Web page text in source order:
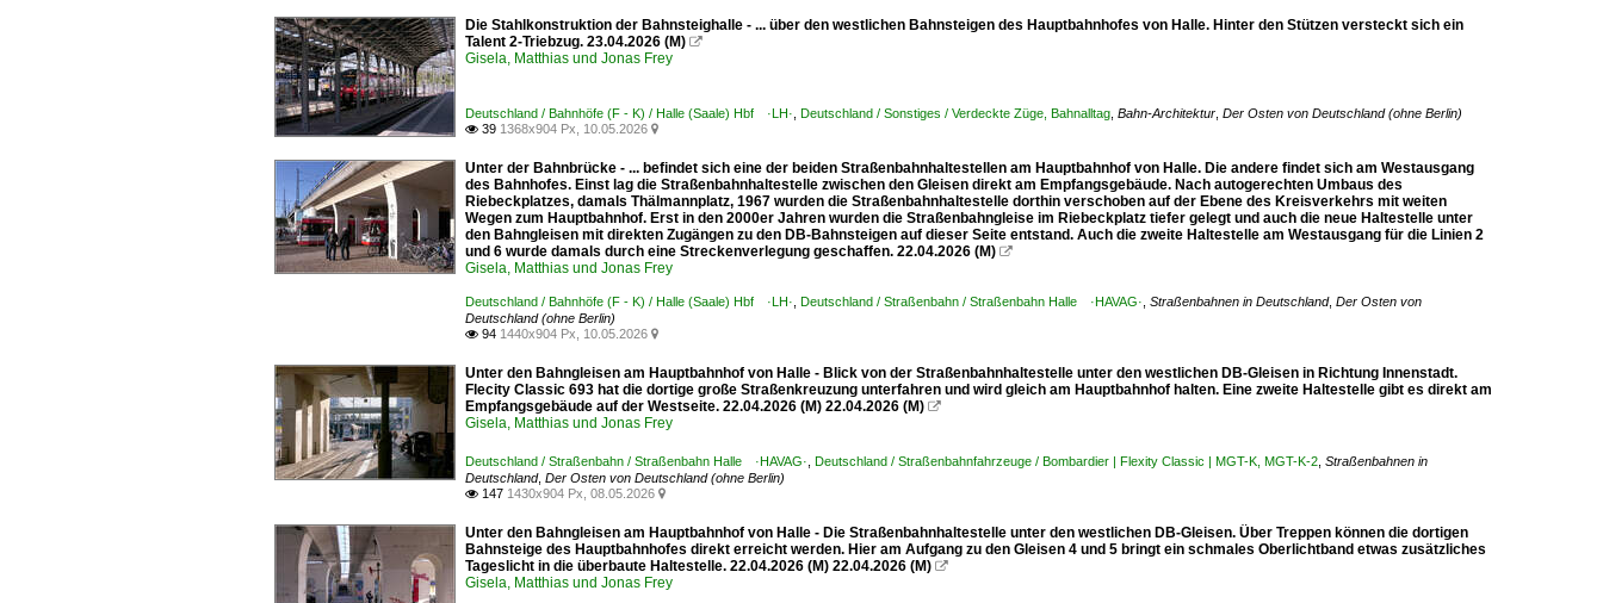
Die Stahlkonstruktion der Bahnsteighalle - ... über den westlichen Bahnsteigen des Hauptbahnhofes von Halle. Hinter den Stützen versteckt sich ein
Talent 2-Triebzug. 23.04.2026 (M) 
Gisela, Matthias und Jonas Frey
Deutschland / Bahnhöfe (F - K) / Halle (Saale) Hbf ·LH· Deutschland / Sonstiges / Verdeckte Züge, Bahnalltag Bahn-Architektur Der Osten von Deutschland (ohne Berlin)
 39 1368x904 Px, 10.05.2026 
Unter der Bahnbrücke - ... befindet sich eine der beiden Straßenbahnhaltestellen am Hauptbahnhof von Halle. Die andere findet sich am Westausgang
des Bahnhofes. Einst lag die Straßenbahnhaltestelle zwischen den Gleisen direkt am Empfangsgebäude. Nach autogerechten Umbaus des
Riebeckplatzes, damals Thälmannplatz, 1967 wurden die Straßenbahnhaltestelle dorthin verschoben auf der Ebene des Kreisverkehrs mit weiten
Wegen zum Hauptbahnhof. Erst in den 2000er Jahren wurden die Straßenbahngleise im Riebeckplatz tiefer gelegt und auch die neue Haltestelle unter
den Bahngleisen mit direkten Zugängen zu den DB-Bahnsteigen auf dieser Seite entstand. Auch die zweite Haltestelle am Westausgang für die Linien 2
und 6 wurde damals durch eine Streckenverlegung geschaffen. 22.04.2026 (M) 
Gisela, Matthias und Jonas Frey
Deutschland / Bahnhöfe (F - K) / Halle (Saale) Hbf ·LH· Deutschland / Straßenbahn / Straßenbahn Halle ·HAVAG· Straßenbahnen in Deutschland, Der Osten von
Deutschland (ohne Berlin)
 94 1440x904 Px, 10.05.2026 
Unter den Bahngleisen am Hauptbahnhof von Halle - Blick von der Straßenbahnhaltestelle unter den westlichen DB-Gleisen in Richtung Innenstadt.
Flecity Classic 693 hat die dortige große Straßenkreuzung unterfahren und wird gleich am Hauptbahnhof halten. Eine zweite Haltestelle gibt es direkt am
Empfangsgebäude auf der Westseite. 22.04.2026 (M) 22.04.2026 (M) 
Gisela, Matthias und Jonas Frey
Deutschland / Straßenbahn / Straßenbahn Halle ·HAVAG· Deutschland / Straßenbahnfahrzeuge / Bombardier | Flexity Classic | MGT-K, MGT-K-2 Straßenbahnen in
Deutschland, Der Osten von Deutschland (ohne Berlin)
 147 1430x904 Px, 08.05.2026 
Unter den Bahngleisen am Hauptbahnhof von Halle - Die Straßenbahnhaltestelle unter den westlichen DB-Gleisen. Über Treppen können die dortigen
Bahnsteige des Hauptbahnhofes direkt erreicht werden. Hier am Aufgang zu den Gleisen 4 und 5 bringt ein schmales Oberlichtband etwas zusätzliches
Tageslicht in die überbaute Haltestelle. 22.04.2026 (M) 22.04.2026 (M) 
Gisela, Matthias und Jonas Frey